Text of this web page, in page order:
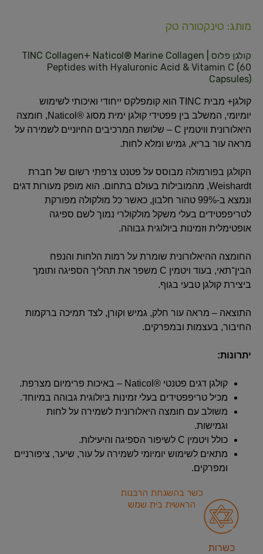
מותג: טינקטורה טק
קולגן פלוס | TINC Collagen+ Naticol® Marine Collagen
Peptides with Hyaluronic Acid & Vitamin C (60
Capsules)
קולגן+ מבית TINC הוא קומפלקס ייחודי ואיכותי לשימוש
יומיומי, המשלב בין פפטידי קולגן ימית מסוג ®Naticol, חומצה
היאלורונית וויטמין C – שלושת המרכיבים החיוניים לשמירה על
מראה עור בריא, גמיש ומלא לחות.
הקולגן בפורמולה מבוסס על פטנט צרפתי רשום של חברת
Weishardt, מהמובילות בעולם בתחום. הוא מופק מעורות דגים
ונמצא ב-99% טהור חלבון, כאשר כל מולקולה מפורקת
לטריפפטידים בעלי משקל מולקולרי נמוך לשם ספיגה
אופטימלית וזמינות ביולוגית גבוהה.
החומצה ההיאלורונית שומרת על רמות הלחות והנפח
הבין־תאי, בעוד ויטמין C משפר את תהליך הספיגה ותומך
ביצירת קולגן טבעי בגוף.
התוצאה – מראה עור חלק, גמיש וקורן, לצד תמיכה ברקמות
החיבור, בעצמות ובמפרקים.
יתרונות:
קולגן דגים פטנטי ®Naticol – באיכות פרימיום מצרפת.
מכיל טריפפטידים בעלי זמינות ביולוגית גבוהה במיוחד.
משולב עם חומצה היאלורונית לשמירה על לחות
וגמישות.
כולל ויטמין C לשיפור הספיגה והיעילות.
מתאים לשימוש יומיומי לשמירה על עור, שיער, ציפורניים
ומפרקים.
כשרות
כשר בהשגחת הרבנות
הראשית בית שמש